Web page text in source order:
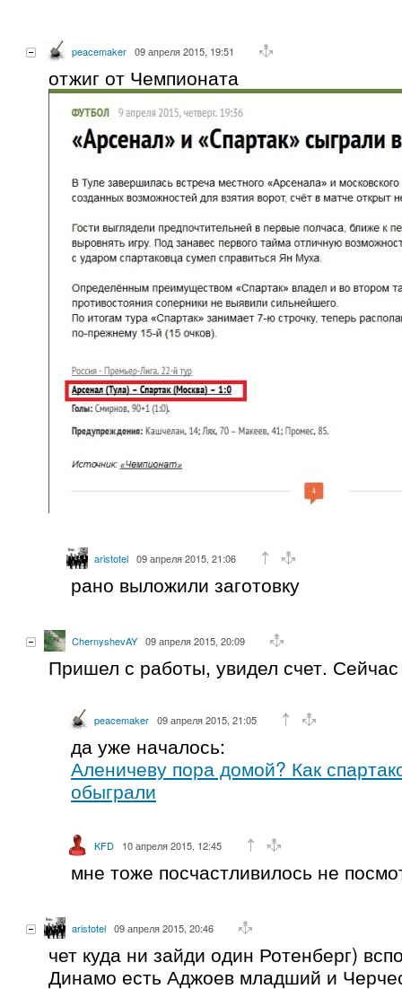
peacemaker 09 апреля 2015, 19:51
отжиг от Чемпионата
aristotel 09 апреля 2015, 21:06
рано выложили заготовку
ChernyshevAY 09 апреля 2015, 20:09
Пришел с работы, увидел счет. Сейчас
peacemaker 09 апреля 2015, 21:05
да уже началось:
Аленичеву пора домой? Как
обыграли
KFD 10 апреля 2015, 12:45
мне тоже посчастливилось не
aristotel 09 апреля 2015, 20:46
чет куда ни зайди один Ротенберг)
Динамо есть Аджоев младший и